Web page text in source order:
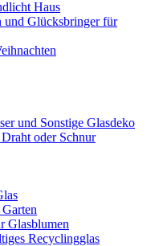
Haus
und Glücksbringer für
und Sonstige Glasdeko
oder Schnur
Glasblumen
Recyclingglas